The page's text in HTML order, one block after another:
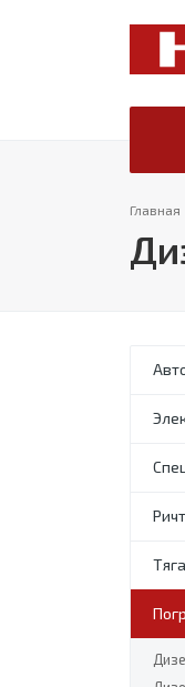
Главная